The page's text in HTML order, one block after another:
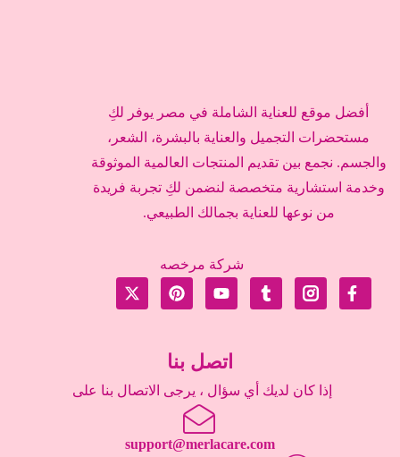
أفضل موقع للعناية الشاملة في مصر يوفر لكِ
مستحضرات التجميل والعناية بالبشرة، الشعر،
والجسم. نجمع بين تقديم المنتجات العالمية الموثوقة
وخدمة استشارية متخصصة لنضمن لكِ تجربة فريدة
من نوعها للعناية بجمالك الطبيعي.
شركة مرخصه
اتصل بنا
إذا كان لديك أي سؤال ، يرجى الاتصال بنا على
support@merlacare.com